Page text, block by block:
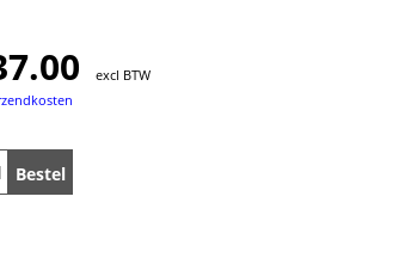
excl BTW
Bestel